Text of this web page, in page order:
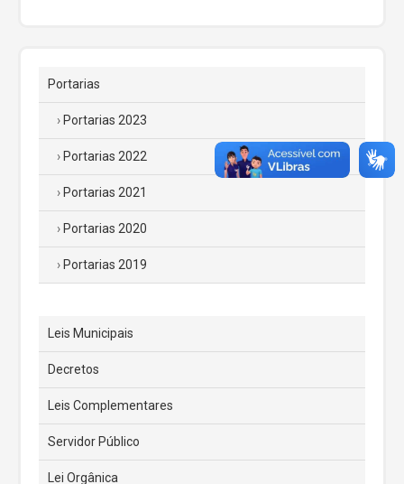
Portarias
Portarias 2023
Portarias 2022
Portarias 2021
Portarias 2020
Portarias 2019
Leis Municipais
Decretos
Leis Complementares
Servidor Público
Lei Orgânica